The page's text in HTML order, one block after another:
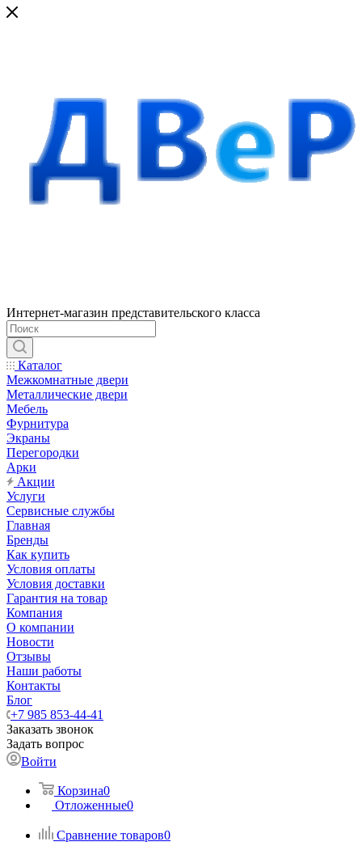
Интернет-магазин представительского класса
Каталог
Межкомнатные двери
Металлические двери
Мебель
Фурнитура
Экраны
Перегородки
Арки
Акции
Услуги
Сервисные службы
Главная
Бренды
Как купить
Условия оплаты
Условия доставки
Гарантия на товар
Компания
О компании
Новости
Отзывы
Наши работы
Контакты
Блог
+7 985 853-44-41
Заказать звонок
Задать вопрос
Войти
Корзина0
Отложенные0
Сравнение товаров0